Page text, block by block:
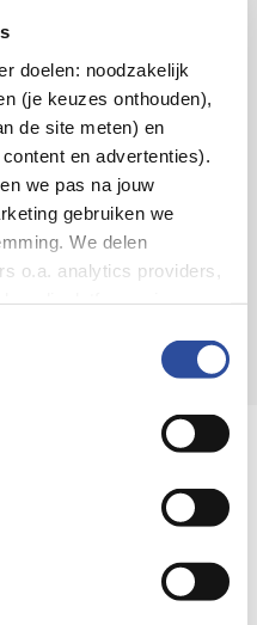
doelen: noodzakelijk
(je keuzes onthouden),
de site meten) en
en advertenties).
we pas na jouw
gebruiken we
We delen
o.a. analytics providers,
Je kunt je keuze op
Privacyverklaring
op:
online.